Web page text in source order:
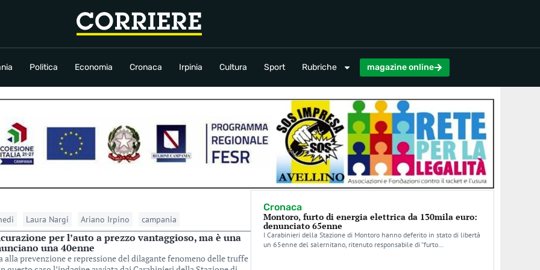
Politica Economia Cronaca Irpinia Cultura Sport Rubriche magazine online
Cronaca Irpinia Sport Rubriche
Laura Nargi Ariano Irpino campania
per l’auto a prezzo vantaggioso, ma è una
una 40enne
alla prevenzione e repressione del dilagante fenomeno delle truffe
Cronaca
Montoro, furto di energia elettrica da 130mila euro:
denunciato 65enne
I Carabinieri della Stazione di Montoro hanno deferito in stato di libertà
un 65enne del salernitano, ritenuto responsabile di “furto…